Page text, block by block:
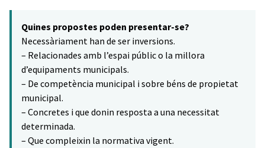
−
Quines propostes poden presentar-se?
Necessàriament han de ser inversions.
– Relacionades amb l’espai públic o la millora
d’equipaments municipals.
– De competència municipal i sobre béns de propietat
municipal.
– Concretes i que donin resposta a una necessitat
determinada.
– Que compleixin la normativa vigent.